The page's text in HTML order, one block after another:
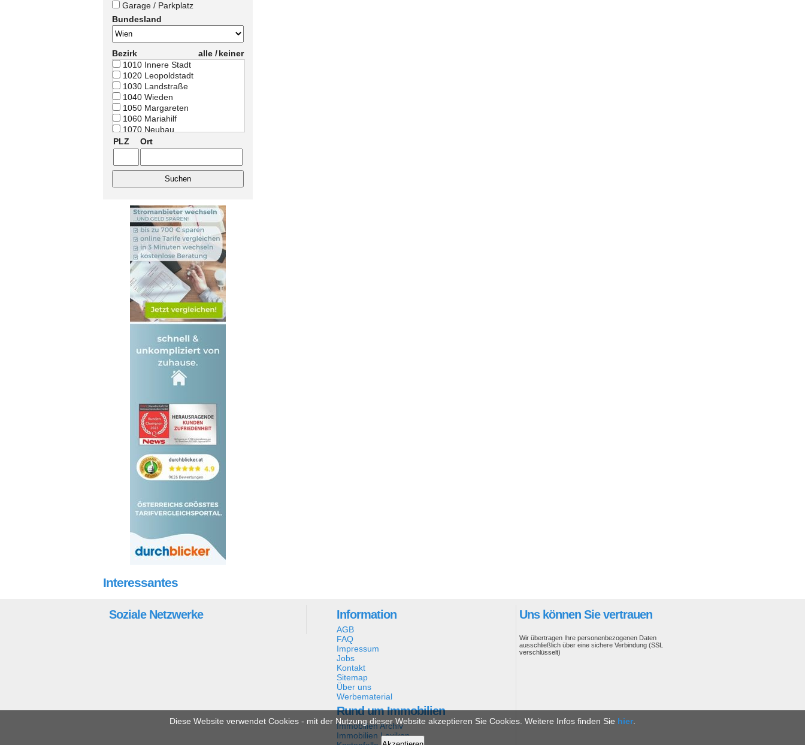
Garage / Parkplatz
Bundesland
Bezirk alle /keiner
1010 Innere Stadt
1020 Leopoldstadt
1030 Landstraße
1040 Wieden
1050 Margareten
1060 Mariahilf
1070 Neubau
1080 Josefstadt
1090 Alsergrund
1110 Simmering
1120 Meidling
1140 Penzing
1150 Rudolfsheim-Fünfhaus
1160 Ottakring
1170 Hernals
1180 Währing
1190 Döbling
1200 Brigittenau
1210 Floridsdorf
1220 Donaustadt
1230 Liesing
PLZ Ort
Interessantes
Soziale Netzwerke Information
AGB
FAQ
Impressum
Jobs
Kontakt
Sitemap
Über uns
Werbematerial
Rund um Immobilien
Immobilien Archiv
Immobilien Lexikon
Uns können Sie vertrauen
Wir übertragen Ihre personenbezogenen Daten
ausschließlich über eine sichere Verbindung (SSL
verschlüsselt)
Diese Website verwendet Cookies - mit der Nutzung dieser Website akzeptieren Sie Cookies. Weitere Infos finden Sie hier.